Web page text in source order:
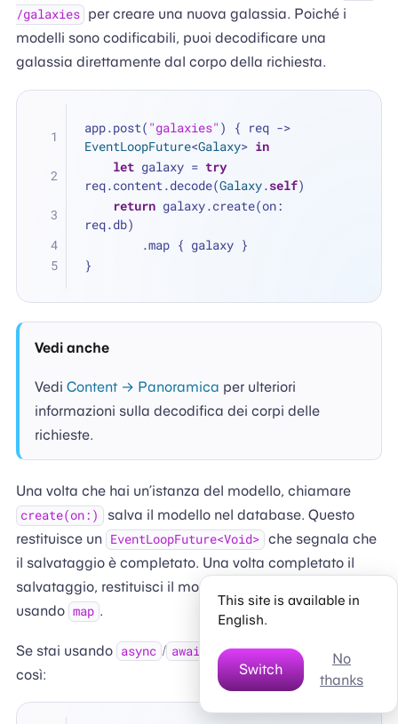
/galaxies per creare una nuova galassia. Poiché i
modelli sono codificabili, puoi decodificare una
galassia direttamente dal corpo della richiesta.
app.post( "galaxies"
EventLoopFuture<Galaxy> in
let galaxy = try
req.content.decode(Galaxy.self)
return galaxy.create(on:
req.db)
        .map { galaxy }
}
Vedi anche
VediContent → Panoramica per ulteriori
informazioni sulla decodifica dei corpi delle
richieste.
Una volta che hai un’istanza del modello, chiamare
create(on:)
salva il modello nel database. Questo
restituisce un EventLoopFuture<Void> che segnala che
il salvataggio è completato. Una volta completato il
salvataggio, restituisci il modello appena creato
usando map .
Se stai usando async / await
puoi scrivere il tuo codice
così:
This site is available in
English.
Switch
No
thanks